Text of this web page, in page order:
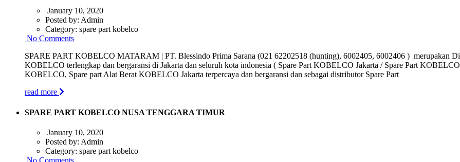
January 10, 2020
Posted by: Admin
Category: spare part kobelco
No Comments
SPARE PART KOBELCO MATARAM | PT. Blessindo Prima Sarana (021 62202518 (hunting), 6002405, 6002406 ) merupakan
KOBELCO terlengkap dan bergaransi di Jakarta dan seluruh kota indonesia ( Spare Part KOBELCO Jakarta / Spare Part
KOBELCO, Spare part Alat Berat KOBELCO Jakarta terpercaya dan bergaransi dan sebagai distributor Spare Part
read more
SPARE PART KOBELCO NUSA TENGGARA TIMUR
January 10, 2020
Posted by: Admin
Category: spare part kobelco
No Comments